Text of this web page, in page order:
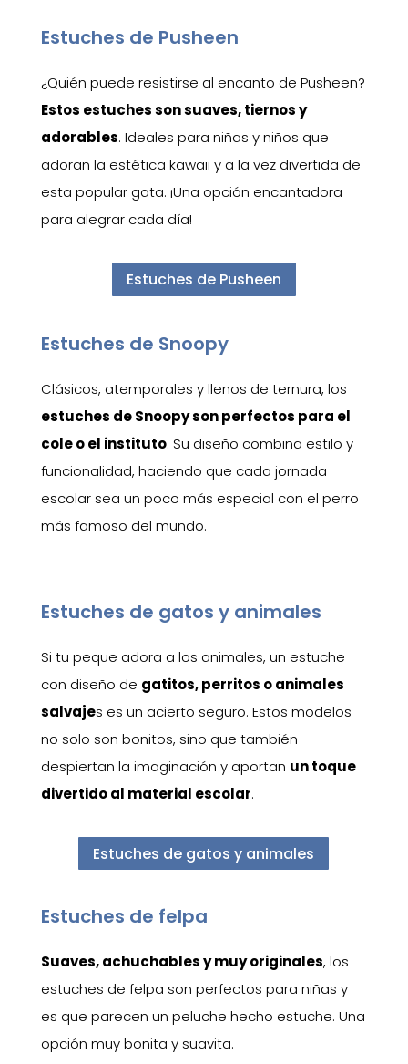
Estuches de Pusheen
¿Quién puede resistirse al encanto de Pusheen?
Estos estuches son suaves, tiernos y
adorables. Ideales para niñas y niños que
adoran la estética kawaii y a la vez divertida de
esta popular gata. ¡Una opción encantadora
para alegrar cada día!
Estuches de Pusheen
Estuches de Snoopy
Clásicos, atemporales y llenos de ternura, los
estuches de Snoopy son perfectos para el
cole o el instituto. Su diseño combina estilo y
funcionalidad, haciendo que cada jornada
escolar sea un poco más especial con el perro
más famoso del mundo.
Estuches de gatos y animales
Si tu peque adora a los animales, un estuche
con diseño de gatitos, perritos o animales
salvajes es un acierto seguro. Estos modelos
no solo son bonitos, sino que también
despiertan la imaginación y aportan un toque
divertido al material escolar.
Estuches de gatos y animales
Estuches de felpa
Suaves, achuchables y muy originales, los
estuches de felpa son perfectos para niñas y
es que parecen un peluche hecho estuche. Una
opción muy bonita y suavita.